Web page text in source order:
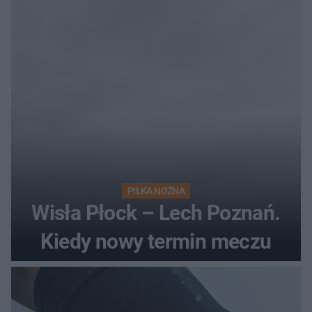
PIŁKA NOŻNA
Wisła Płock – Lech Poznań.
Kiedy nowy termin meczu